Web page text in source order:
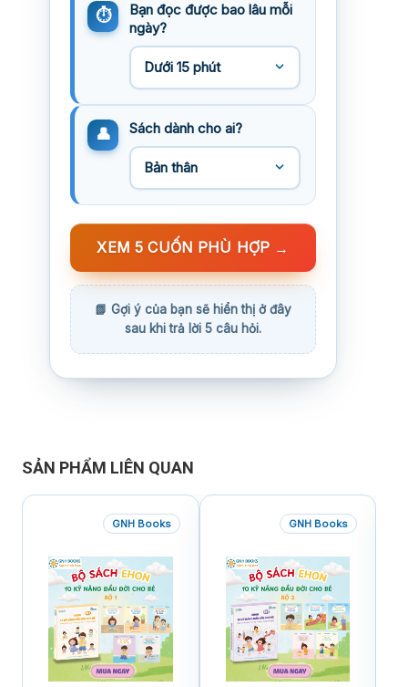
Bạn đọc được bao lâu mỗi
ngày?
Sách dành cho ai?
XEM 5 CUỐN PHÙ HỢP →
SẢN PHẨM LIÊN QUAN
GNH Books GNH Books